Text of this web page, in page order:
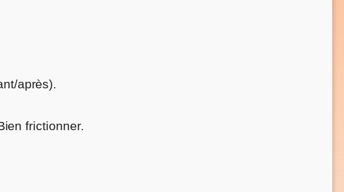
après).
frictionner.